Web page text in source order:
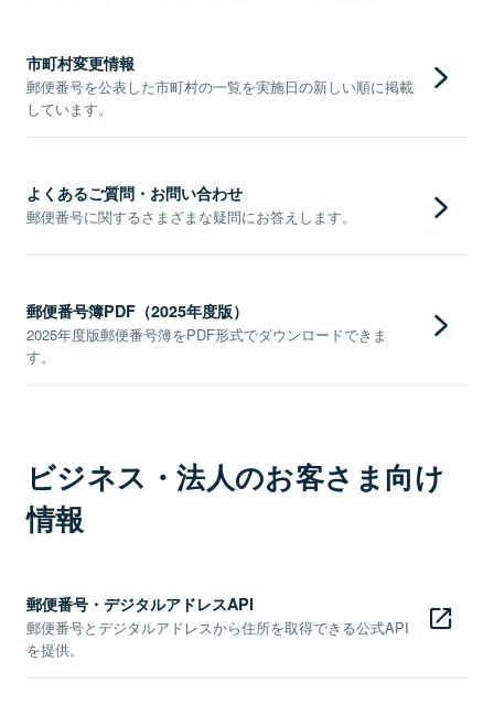
市町村変更情報
郵便番号を公表した市町村の一覧を実施日の新しい順に掲載
しています。
よくあるご質問・お問い合わせ
郵便番号に関するさまざまな疑問にお答えします。
郵便番号簿PDF（2025年度版）
2025年度版郵便番号簿をPDF形式でダウンロードできま
す。
ビジネス・法人のお客さま向け
情報
郵便番号・デジタルアドレスAPI
郵便番号とデジタルアドレスから住所を取得できる公式API
を提供。